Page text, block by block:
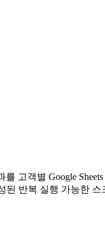
고객별 Google
반복 실행 가능한